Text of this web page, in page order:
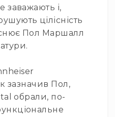
заважають і,
цілісність
Пол Маршалл
зазначив Пол,
обрали, по-